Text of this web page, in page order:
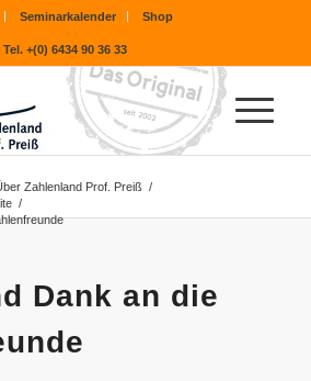
Seminarkalender Shop
Tel. +(0) 6434 90 36 33
Zahlenland Prof. Preiß /
/
Dank an die